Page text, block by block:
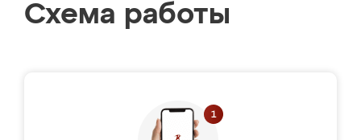
Схема работы